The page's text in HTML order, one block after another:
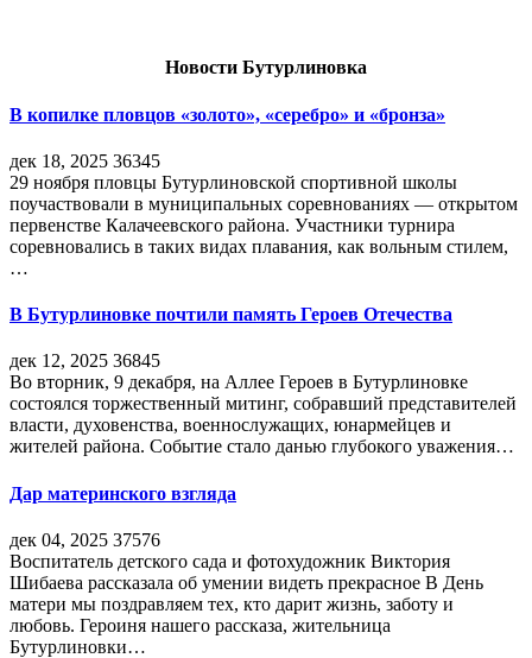
Новости Бутурлиновка
В копилке пловцов «золото», «серебро» и «бронза»
дек 18, 2025 36345
29 ноября пловцы Бутурлиновской спортивной школы
поучаствовали в муниципальных соревнованиях — открытом
первенстве Калачеевского района. Участники турнира
соревновались в таких видах плавания, как вольным стилем,
…
В Бутурлиновке почтили память Героев Отечества
дек 12, 2025 36845
Во вторник, 9 декабря, на Аллее Героев в Бутурлиновке
состоялся торжественный митинг, собравший представителей
власти, духовенства, военнослужащих, юнармейцев и
жителей района. Событие стало данью глубокого уважения…
Дар материнского взгляда
дек 04, 2025 37576
Воспитатель детского сада и фотохудожник Виктория
Шибаева рассказала об умении видеть прекрасное В День
матери мы поздравляем тех, кто дарит жизнь, заботу и
любовь. Героиня нашего рассказа, жительница
Бутурлиновки…